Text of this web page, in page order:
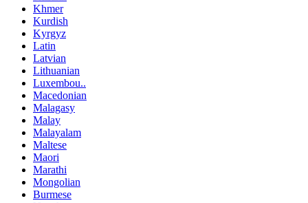
Khmer
Kurdish
Kyrgyz
Latin
Latvian
Lithuanian
Luxembou..
Macedonian
Malagasy
Malay
Malayalam
Maltese
Maori
Marathi
Mongolian
Burmese